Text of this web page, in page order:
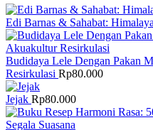
Edi Barnas & Sahabat:
Budidaya Lele Dengan Pakan
Resirkulasi Rp80.000
Jejak Rp80.000